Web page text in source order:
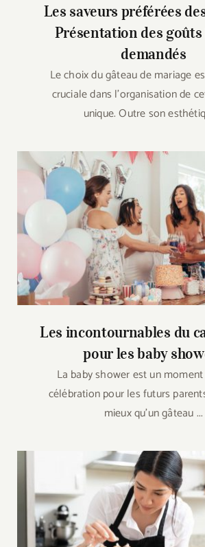
Les saveurs préférées
Présentation des goûts
demandés
Le choix du gâteau de mariage
cruciale dans l’organisation de
unique. Outre son
Les incontournables du
pour les baby
La baby shower est un
célébration pour les futurs
mieux qu’un gâteau ...